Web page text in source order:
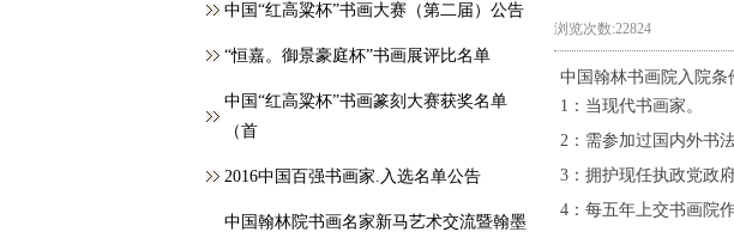
中国“红高粱杯”书画大赛（第二届）公告
“恒嘉。御景豪庭杯”书画展评比名单
中国“红高粱杯”书画篆刻大赛获奖名单
（首
2016中国百强书画家.入选名单公告
中国翰林院书画名家新马艺术交流暨翰墨
浏览次数:22824
中国翰林书画院入院条
1：当现代书画家。
2：需参加过国内外书
3：拥护现任执政党政
4：每五年上交书画院